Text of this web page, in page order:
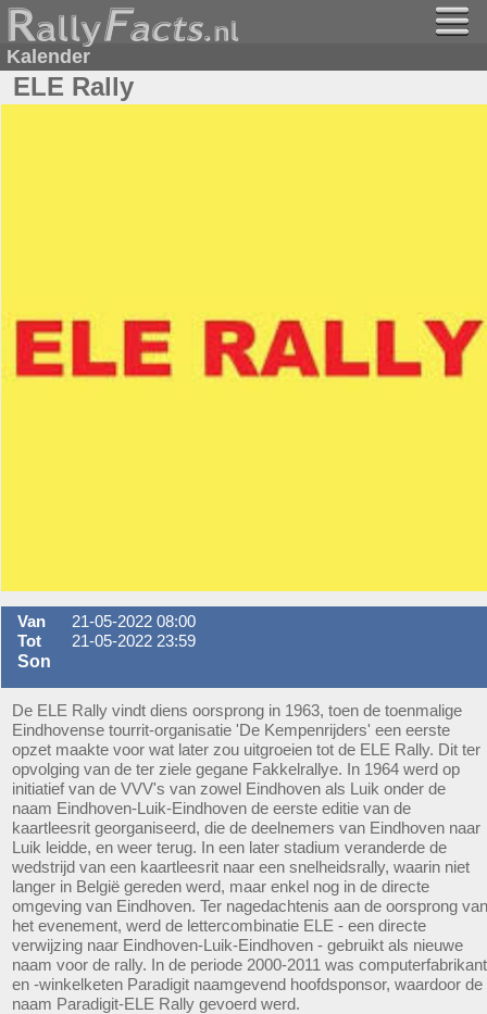
Kalender
ELE Rally
Van
21-05-2022 08:00
Tot
21-05-2022 23:59
Son
De ELE Rally vindt diens oorsprong in 1963, toen de toenmalige
Eindhovense tourrit-organisatie 'De Kempenrijders' een eerste
opzet maakte voor wat later zou uitgroeien tot de ELE Rally. Dit ter
opvolging van de ter ziele gegane Fakkelrallye. In 1964 werd op
initiatief van de VVV's van zowel Eindhoven als Luik onder de
naam Eindhoven-Luik-Eindhoven de eerste editie van de
kaartleesrit georganiseerd, die de deelnemers van Eindhoven naar
Luik leidde, en weer terug. In een later stadium veranderde de
wedstrijd van een kaartleesrit naar een snelheidsrally, waarin niet
langer in België gereden werd, maar enkel nog in de directe
omgeving van Eindhoven. Ter nagedachtenis aan de oorsprong van
het evenement, werd de lettercombinatie ELE - een directe
verwijzing naar Eindhoven-Luik-Eindhoven - gebruikt als nieuwe
naam voor de rally. In de periode 2000-2011 was computerfabrikant
en -winkelketen Paradigit naamgevend hoofdsponsor, waardoor de
naam Paradigit-ELE Rally gevoerd werd.